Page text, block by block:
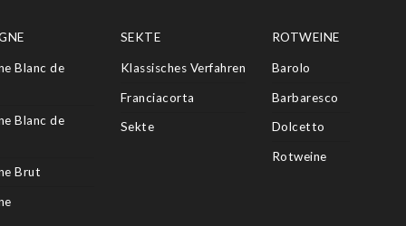
Blanc de
Blanc de
Brut
SEKTE
Klassisches Verfahren
Franciacorta
Sekte
ROTWEINE
Barolo
Barbaresco
Dolcetto
Rotweine